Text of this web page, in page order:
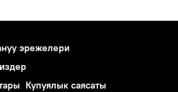
эрежелери
Купуялык саясаты